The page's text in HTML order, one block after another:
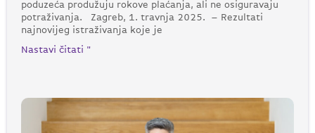
poduzeća produžuju rokove plaćanja, ali ne osiguravaju
potraživanja. Zagreb, 1. travnja 2025. – Rezultati
najnovijeg istraživanja koje je
Nastavi čitati "